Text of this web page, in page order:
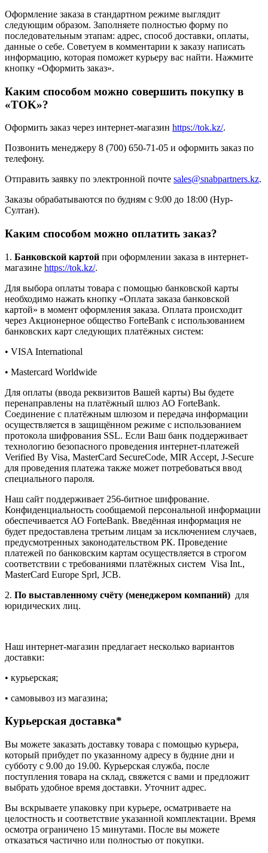
Оформление заказа в стандартном режиме выглядит
следующим образом. Заполняете полностью форму по
последовательным этапам: адрес, способ доставки, оплаты,
данные о себе. Советуем в комментарии к заказу написать
информацию, которая поможет курьеру вас найти. Нажмите
кнопку «Оформить заказ».
Каким способом можно совершить покупку в
«TOK»?
Оформить заказ через интернет-магазин https://tok.kz/.
Позвонить менеджеру 8 (700) 650-71-05 и оформить заказ по
телефону.
Отправить заявку по электронной почте sales@snabpartners.kz.
Заказы обрабатываются по будням с 9:00 до 18:00 (Нур-
Султан).
Каким способом можно оплатить заказ?
1. Банковской картой при оформлении заказа в интернет-
магазине https://tok.kz/.
Для выбора оплаты товара с помощью банковской карты
необходимо нажать кнопку «Оплата заказа банковской
картой» в момент оформления заказа. Оплата происходит
через Акционерное общество ForteBank с использованием
банковских карт следующих платёжных систем:
• VISA International
• Mastercard Worldwide
Для оплаты (ввода реквизитов Вашей карты) Вы будете
перенаправлены на платёжный шлюз АО ForteBank.
Соединение с платёжным шлюзом и передача информации
осуществляется в защищённом режиме с использованием
протокола шифрования SSL. Если Ваш банк поддерживает
технологию безопасного проведения интернет-платежей
Verified By Visa, MasterCard SecureCode, MIR Accept, J-Secure
для проведения платежа также может потребоваться ввод
специального пароля.
Наш сайт поддерживает 256-битное шифрование.
Конфиденциальность сообщаемой персональной информации
обеспечивается АО ForteBank. Введённая информация не
будет предоставлена третьим лицам за исключением случаев,
предусмотренных законодательством РК. Проведение
платежей по банковским картам осуществляется в строгом
соответствии с требованиями платёжных систем Visa Int.,
MasterCard Europe Sprl, JCB.
2. По выставленному счёту (менеджером компаний) для
юридических лиц.
Наш интернет-магазин предлагает несколько вариантов
доставки:
• курьерская;
• самовывоз из магазина;
Курьерская доставка*
Вы можете заказать доставку товара с помощью курьера,
который прибудет по указанному адресу в будние дни и
субботу с 9.00 до 19.00. Курьерская служба, после
поступления товара на склад, свяжется с вами и предложит
выбрать удобное время доставки. Уточнит адрес.
Вы вскрываете упаковку при курьере, осматриваете на
целостность и соответствие указанной комплектации. Время
осмотра ограничено 15 минутами. После вы можете
отказаться частично или полностью от покупки.